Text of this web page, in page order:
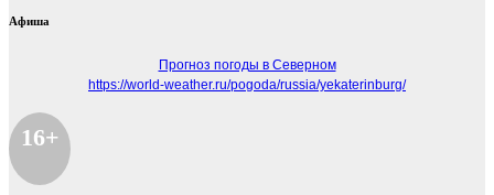
Афиша
Прогноз погоды в Северном
https://world-weather.ru/pogoda/russia/yekaterinburg/
16+